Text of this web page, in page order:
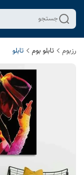
جستجو
رزبوم تابلو بوم تابلو